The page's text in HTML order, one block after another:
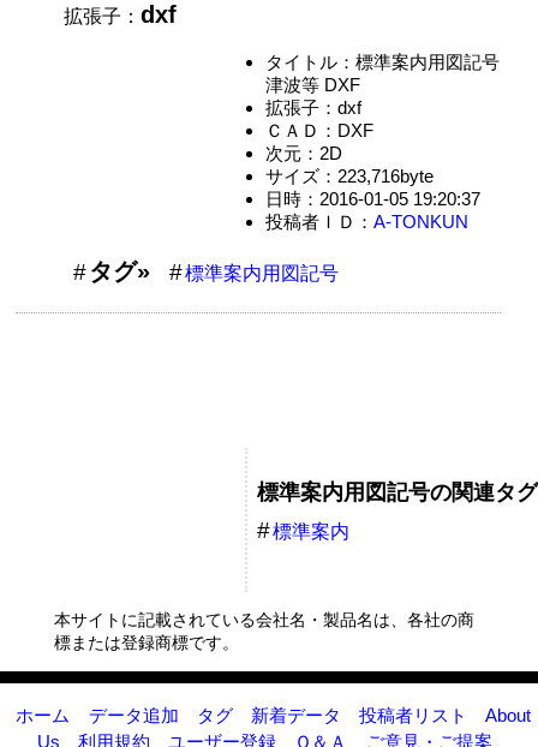
拡張子：dxf
タイトル：標準案内用図記号
津波等 DXF
拡張子：dxf
ＣＡＤ：DXF
次元：2D
サイズ：223,716byte
日時：2016-01-05 19:20:37
投稿者ＩＤ： A-TONKUN
タグ» 標準案内用図記号
標準案内用図記号の関連タグ
標準案内
本サイトに記載されている会社名・製品名は、各社の商
標または登録商標です。
ホーム データ追加 タグ 新着データ 投稿者リスト
About
Us
利用規約 ユーザー登録 Ｑ＆Ａ ご意見・ご提案